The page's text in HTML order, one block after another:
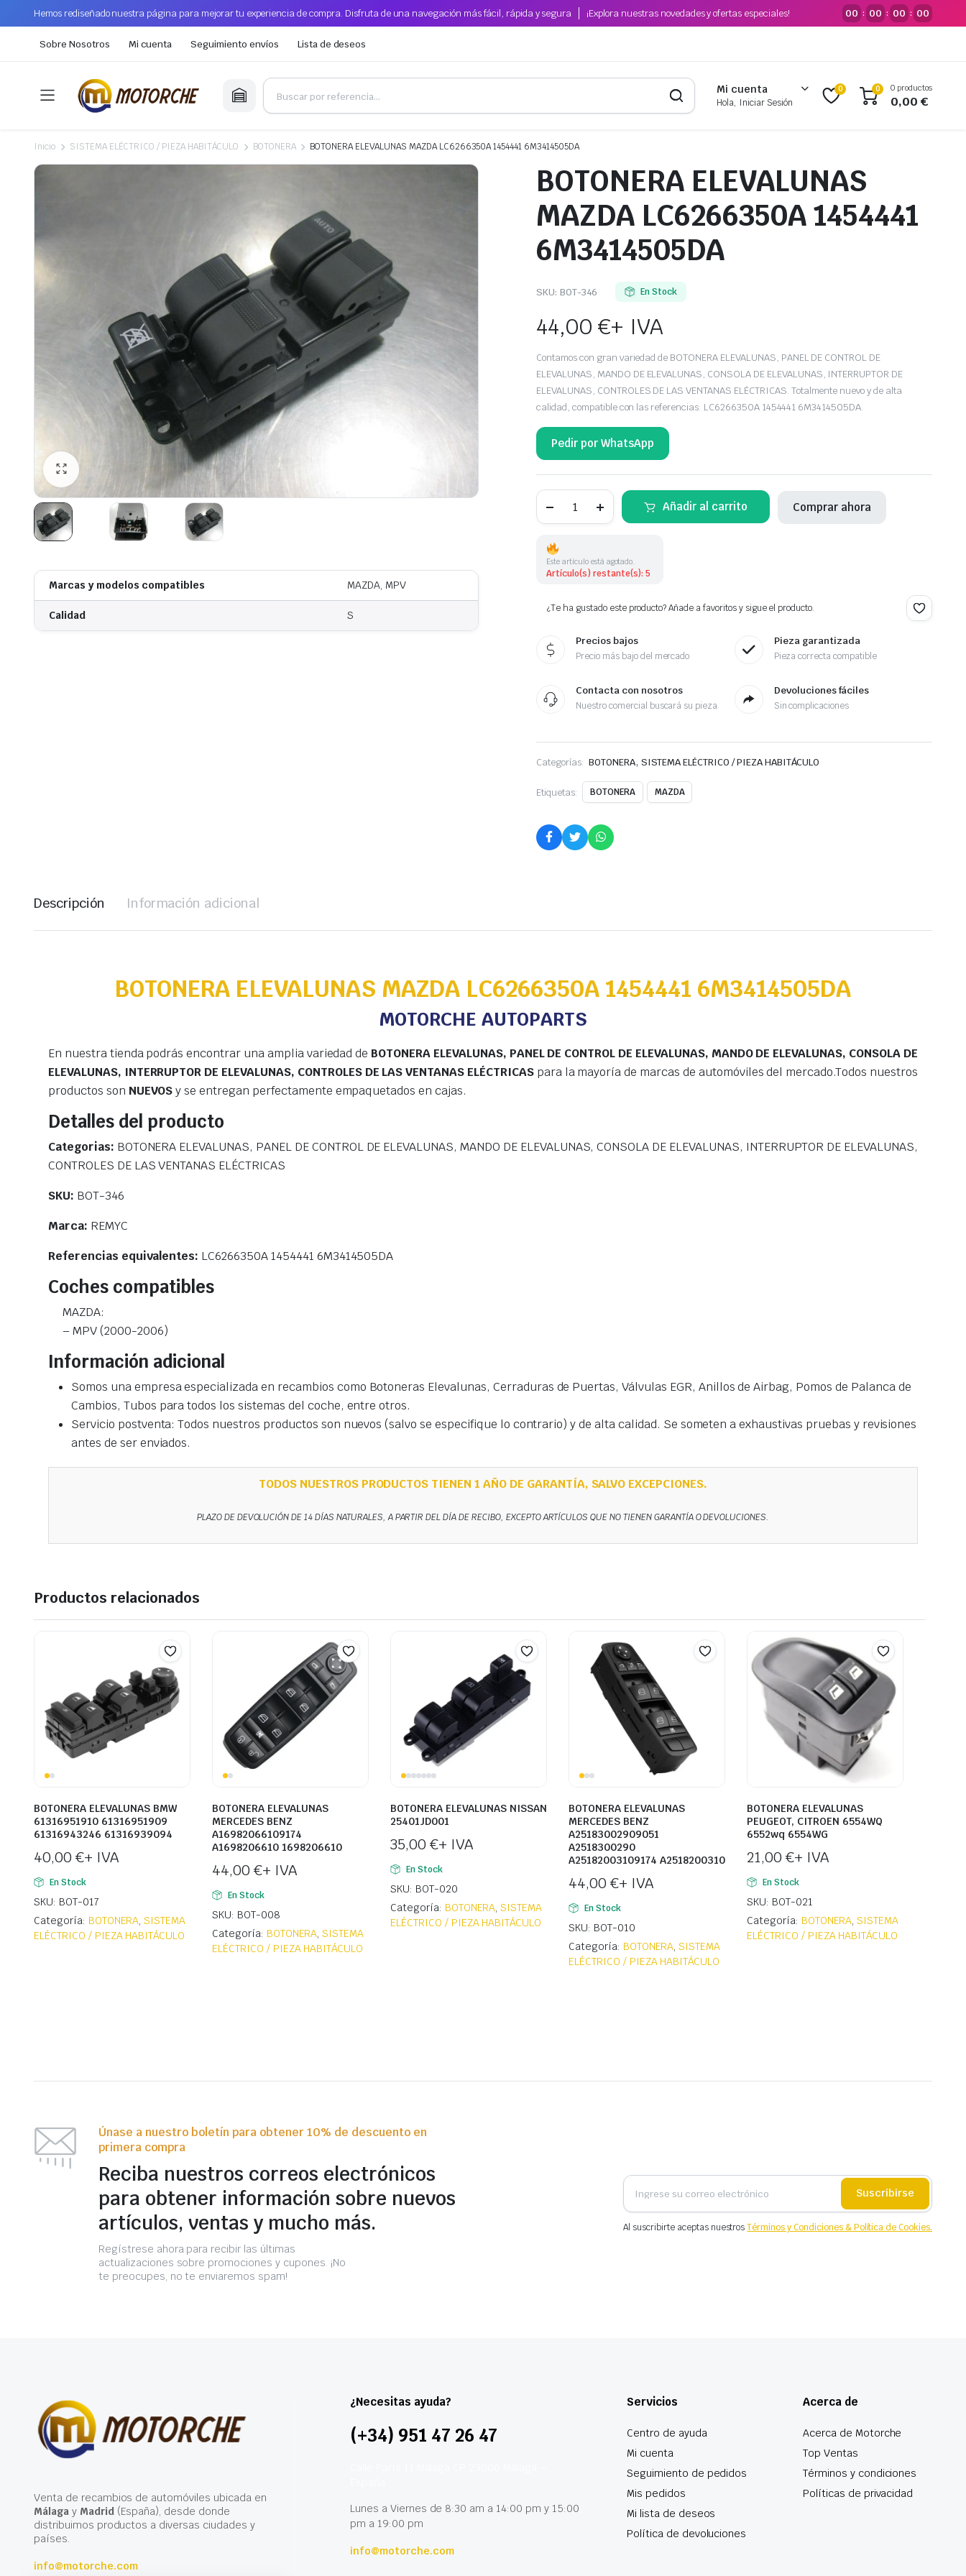
Hemos rediseñado nuestra página para mejorar tu experiencia de compra. Disfruta de una navegación más fácil, rápida y segura ¡Explora nuestras novedades y ofertas especiales! 00 : 00 : 00 : 00
Sobre Nosotros Mi cuenta Seguimiento envíos Lista de deseos
Mi cuenta
Hola, Iniciar Sesión
0 0 0 productos
0,00€
Inicio SISTEMA ELÉCTRICO / PIEZA HABITÁCULO BOTONERA BOTONERA ELEVALUNAS MAZDA LC6266350A 1454441 6M3414505DA
Marcas y modelos compatibles MAZDA, MPV
Calidad S
BOTONERA ELEVALUNAS
MAZDA LC6266350A 1454441
6M3414505DA
SKU: BOT-346 En Stock
44,00€+ IVA
Contamos con gran variedad de BOTONERA ELEVALUNAS, PANEL DE CONTROL DE
ELEVALUNAS, MANDO DE ELEVALUNAS, CONSOLA DE ELEVALUNAS, INTERRUPTOR DE
ELEVALUNAS, CONTROLES DE LAS VENTANAS ELÉCTRICAS. Totalmente nuevo y de alta
calidad, compatible con las referencias: LC6266350A 1454441 6M3414505DA.
Pedir por WhatsApp
BOTONERA ELEVALUNAS
MAZDA
LC6266350A
cantidad
Añadir al carrito Comprar ahora
Este artículo está agotado.
Artículo(s) restante(s): 5
¿Te ha gustado este producto? Añade a favoritos y sigue el producto.
Precios bajos
Precio más bajo del mercado
Pieza garantizada
Pieza correcta compatible
Contacta con nosotros
Nuestro comercial buscará su pieza
Devoluciones fáciles
Sin complicaciones
Categorías: BOTONERA, SISTEMA ELÉCTRICO / PIEZA HABITÁCULO
Etiquetas: BOTONERA MAZDA
Descripción Información adicional
BOTONERA ELEVALUNAS MAZDA LC6266350A 1454441 6M3414505DA
MOTORCHE AUTOPARTS
En nuestra tienda podrás encontrar una amplia variedad de BOTONERA ELEVALUNAS, PANEL DE CONTROL DE ELEVALUNAS, MANDO DE ELEVALUNAS, CONSOLA DE
ELEVALUNAS, INTERRUPTOR DE ELEVALUNAS, CONTROLES DE LAS VENTANAS ELÉCTRICASpara la mayoría de marcas de automóviles del mercado.Todos nuestros
productos son NUEVOSy se entregan perfectamente empaquetados en cajas.
Detalles del producto
Categorias: BOTONERA ELEVALUNAS, PANEL DE CONTROL DE ELEVALUNAS, MANDO DE ELEVALUNAS, CONSOLA DE ELEVALUNAS, INTERRUPTOR DE ELEVALUNAS,
CONTROLES DE LAS VENTANAS ELÉCTRICAS
SKU: BOT-346
Marca: REMYC
Referencias equivalentes: LC6266350A 1454441 6M3414505DA
Coches compatibles
MAZDA:
– MPV (2000-2006)
Información adicional
Somos una empresa especializada en recambios como Botoneras Elevalunas, Cerraduras de Puertas, Válvulas EGR, Anillos de Airbag, Pomos de Palanca de
Cambios, Tubos para todos los sistemas del coche, entre otros.
Servicio postventa: Todos nuestros productos son nuevos (salvo se especifique lo contrario) y de alta calidad. Se someten a exhaustivas pruebas y revisiones
antes de ser enviados.
TODOS NUESTROS PRODUCTOS TIENEN 1 AÑO DE GARANTÍA, SALVO EXCEPCIONES.
PLAZO DE DEVOLUCIÓN DE 14 DÍAS NATURALES, A PARTIR DEL DÍA DE RECIBO, EXCEPTO ARTÍCULOS QUE NO TIENEN GARANTÍA O DEVOLUCIONES.
Productos relacionados
BOTONERA ELEVALUNAS BMW
61316951910 61316951909
61316943246 61316939094
40,00 €+ IVA
En Stock
SKU: BOT-017
Categoría: BOTONERA,SISTEMA
ELÉCTRICO / PIEZA HABITÁCULO
BOTONERA ELEVALUNAS
MERCEDES BENZ
A16982066109174
A1698206610 1698206610
44,00 €+ IVA
En Stock
SKU: BOT-008
Categoría: BOTONERA,SISTEMA
ELÉCTRICO / PIEZA HABITÁCULO
BOTONERA ELEVALUNAS NISSAN
25401JD001
35,00 €+ IVA
En Stock
SKU: BOT-020
Categoría: BOTONERA,SISTEMA
ELÉCTRICO / PIEZA HABITÁCULO
BOTONERA ELEVALUNAS
MERCEDES BENZ
A25183002909051
A2518300290
A25182003109174 A2518200310
44,00 €+ IVA
En Stock
SKU: BOT-010
Categoría: BOTONERA,SISTEMA
ELÉCTRICO / PIEZA HABITÁCULO
BOTONERA ELEVALUNAS
PEUGEOT, CITROEN 6554WQ
6552wq 6554WG
21,00 €+ IVA
En Stock
SKU: BOT-021
Categoría: BOTONERA,SISTEMA
ELÉCTRICO / PIEZA HABITÁCULO
Únase a nuestro boletín para obtener 10% de descuento en
primera compra
Reciba nuestros correos electrónicos
para obtener información sobre nuevos
artículos, ventas y mucho más.
Regístrese ahora para recibir las últimas
actualizaciones sobre promociones y cupones. ¡No
te preocupes, no te enviaremos spam!
Suscribirse
Al suscribirte aceptas nuestrosTérminos y Condiciones & Política de Cookies.
Venta de recambios de automóviles ubicada en
Málagay Madrid(España), desde donde
distribuimos productos a diversas ciudades y
países.
info@motorche.com
¿Necesitas ayuda?
(+34) 951 47 26 47
Lunes a Viernes de 8:30 am a 14:00 pm y 15:00
pm a 19:00 pm
info@motorche.com
Servicios
Centro de ayuda
Mi cuenta
Seguimiento de pedidos
Mis pedidos
Mi lista de deseos
Política de devoluciones
Acerca de
Acerca de Motorche
Top Ventas
Términos y condiciones
Políticas de privacidad